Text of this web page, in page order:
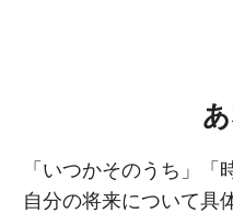
「いつかそのうち」
自分の将来について具